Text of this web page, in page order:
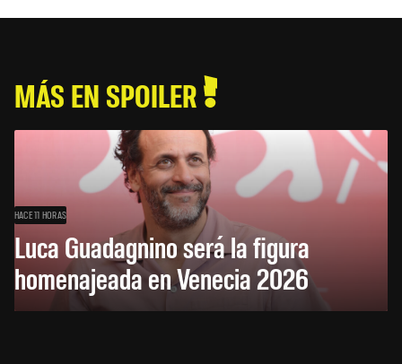
MÁS EN SPOILER
HACE 11 HORAS
Luca Guadagnino será la figura
homenajeada en Venecia 2026